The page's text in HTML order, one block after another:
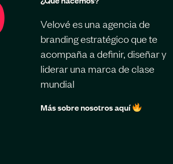
Velové es una agencia de
branding estratégico que te
acompaña a definir, diseñar y
liderar una marca de clase
mundial
Más sobre nosotros aquí